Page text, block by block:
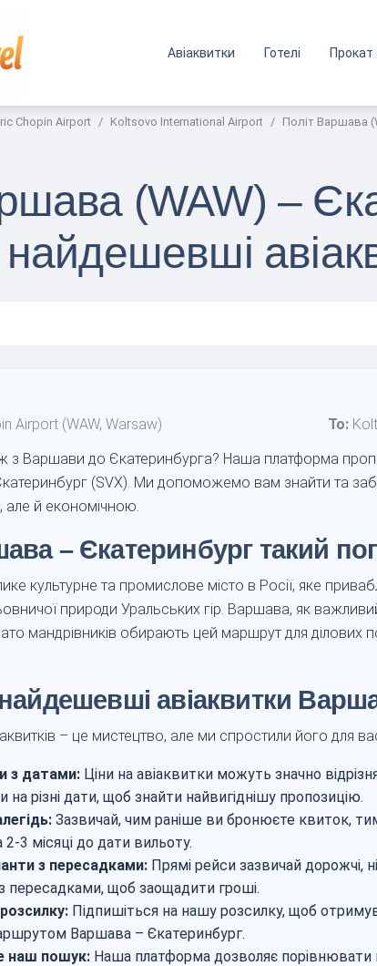
Авіаквитки Готелі Прокат
Chopin Airport Koltsovo International Airport Політ Варшава
(WAW) –
найдешевші
Airport (WAW, Warsaw) To:
з Варшави до Єкатеринбурга? Наша платформа
(SVX). Ми допоможемо вам знайти та
але й економічною.
– Єкатеринбург такий
культурне та промислове місто в Росії, яке
природи Уральських гір. Варшава, як
мандрівників обирають цей маршрут для ділових
авіаквитки
– це мистецтво, але ми спростили його для
з датами: Ціни на авіаквитки можуть значно
різні дати, щоб знайти найвигіднішу пропозицію.
Зазвичай, чим раніше ви бронюєте квиток,
3 місяці до дати вильоту.
з пересадками: Прямі рейси зазвичай дорожчі,
пересадками, щоб заощадити гроші.
Підпишіться на нашу розсилку, щоб
Варшава – Єкатеринбург.
наш пошук: Наша платформа дозволяє порівнювати